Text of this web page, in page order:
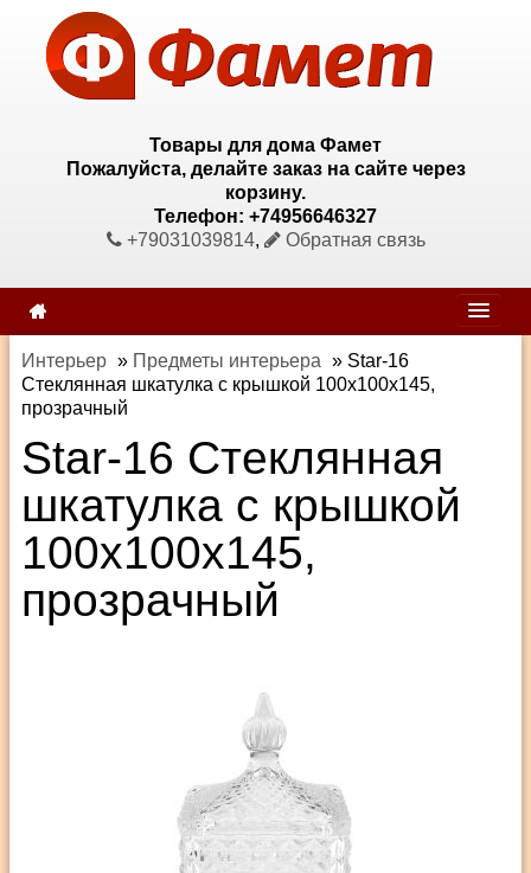
Товары для дома Фамет
Пожалуйста, делайте заказ на сайте через
корзину.
Телефон: +74956646327
+79031039814, Обратная связь
Интерьер » Предметы интерьера » Star-16
Стеклянная шкатулка с крышкой 100х100х145,
прозрачный
Star-16 Стеклянная
шкатулка с крышкой
100х100х145,
прозрачный